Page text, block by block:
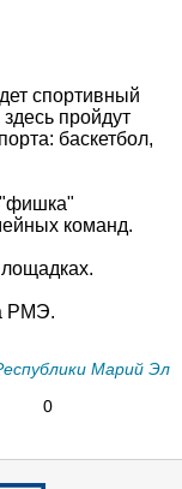
спортивный
пройдут
баскетбол,
"фишка"
команд.
РМЭ.
Марий Эл
0